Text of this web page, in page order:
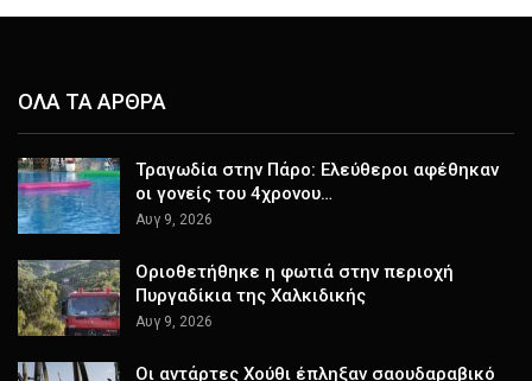
ΟΛΑ ΤΑ ΑΡΘΡΑ
Τραγωδία στην Πάρο: Ελεύθεροι αφέθηκαν
οι γονείς του 4χρονου…
Αυγ 9, 2026
Οριοθετήθηκε η φωτιά στην περιοχή
Πυργαδίκια της Χαλκιδικής
Αυγ 9, 2026
Οι αντάρτες Χούθι έπληξαν σαουδαραβικό